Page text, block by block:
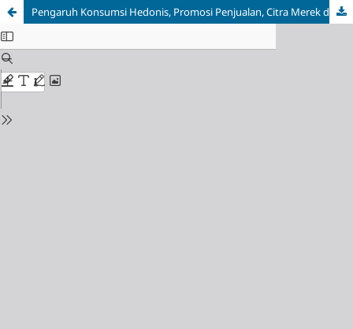
Pengaruh Konsumsi Hedonis, Promosi Penjualan, Citra Merek dan Diskon Harga Terhadap Pembelian Impulsif Di Marketplace Tokopedia